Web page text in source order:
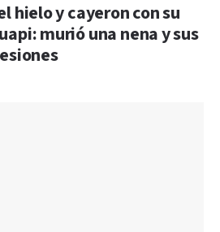
hielo y cayeron con su
murió una nena y sus